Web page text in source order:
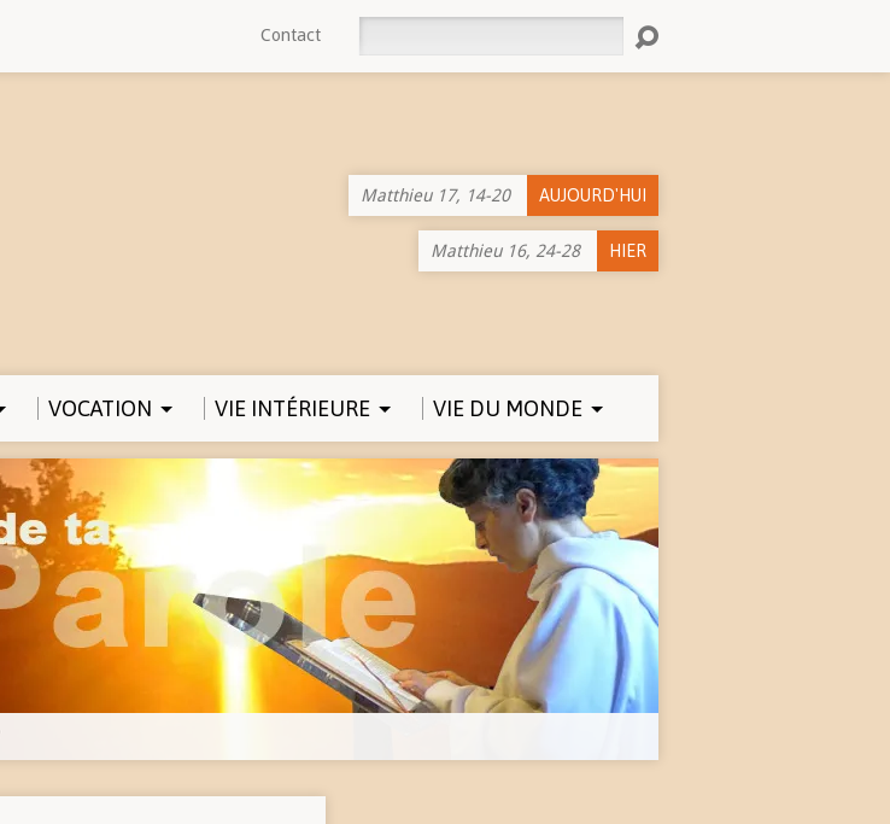
Contact
Matthieu 17, 14-20 AUJOURD'HUI
Matthieu 16, 24-28 HIER
VOCATION VIE INTÉRIEURE VIE DU MONDE